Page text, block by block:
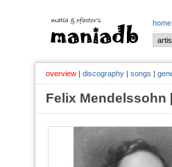
home
overview | discography | songs |
Felix Mendelssohn